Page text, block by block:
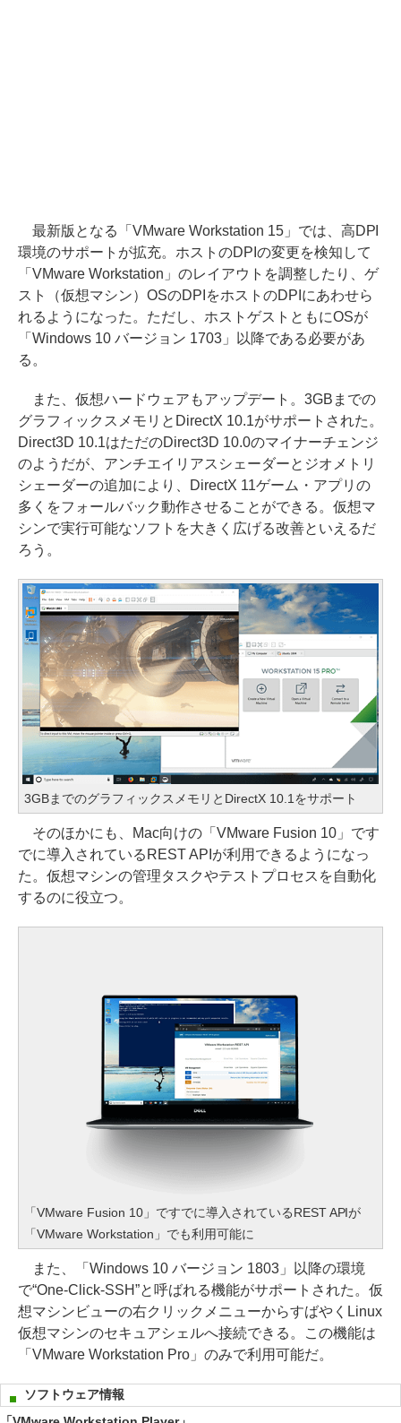
最新版となる「VMware Workstation 15」では、高DPI
環境のサポートが拡充。ホストのDPIの変更を検知して
「VMware Workstation」のレイアウトを調整したり、ゲ
スト（仮想マシン）OSのDPIをホストのDPIにあわせら
れるようになった。ただし、ホストゲストともにOSが
「Windows 10 バージョン 1703」以降である必要があ
る。
また、仮想ハードウェアもアップデート。3GBまでの
グラフィックスメモリとDirectX 10.1がサポートされた。
Direct3D 10.1はただのDirect3D 10.0のマイナーチェンジ
のようだが、アンチエイリアスシェーダーとジオメトリ
シェーダーの追加により、DirectX 11ゲーム・アプリの
多くをフォールバック動作させることができる。仮想マ
シンで実行可能なソフトを大きく広げる改善といえるだ
ろう。
3GBまでのグラフィックスメモリとDirectX 10.1をサポート
そのほかにも、Mac向けの「VMware Fusion 10」です
でに導入されているREST APIが利用できるようになっ
た。仮想マシンの管理タスクやテストプロセスを自動化
するのに役立つ。
「VMware Fusion 10」ですでに導入されているREST APIが
「VMware Workstation」でも利用可能に
また、「Windows 10 バージョン 1803」以降の環境
で“One-Click-SSH”と呼ばれる機能がサポートされた。仮
想マシンビューの右クリックメニューからすばやくLinux
仮想マシンのセキュアシェルへ接続できる。この機能は
「VMware Workstation Pro」のみで利用可能だ。
ソフトウェア情報